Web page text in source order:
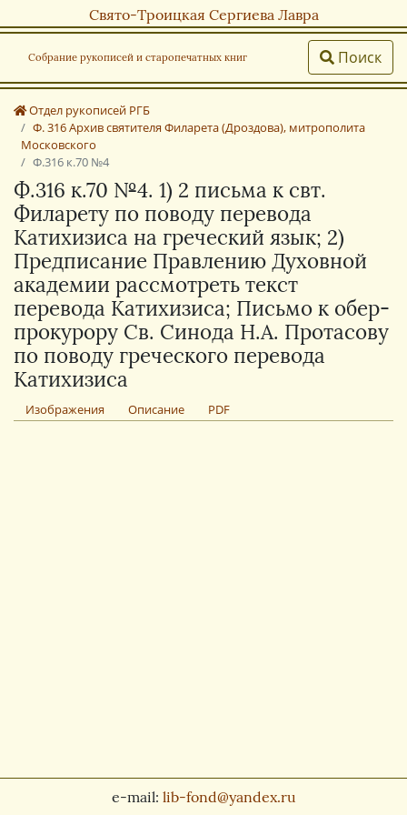
Свято-Троицкая Сергиева Лавра
Собрание рукописей и старопечатных книг Поиск
Отдел рукописей РГБ
Ф. 316 Архив святителя Филарета (Дроздова), митрополита
Московского
Ф.316 к.70 №4
Ф.316 к.70 №4. 1) 2 письма к свт.
Филарету по поводу перевода
Катихизиса на греческий язык; 2)
Предписание Правлению Духовной
академии рассмотреть текст
перевода Катихизиса; Письмо к обер-
прокурору Св. Синода Н.А. Протасову
по поводу греческого перевода
Катихизиса
Изображения Описание PDF
e-mail: lib-fond@yandex.ru